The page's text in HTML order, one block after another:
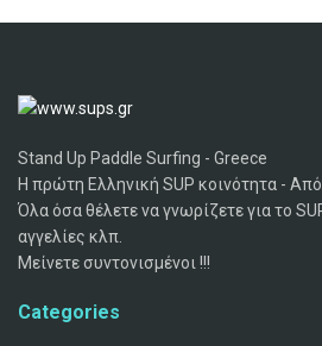
Stand Up Paddle Surfing - Greece
Η πρώτη Ελληνική SUP κοινότητα -
Όλα όσα θέλετε να γνωρίζετε για το
αγγελίες κλπ.
Μείνετε συντονισμένοι !!!
Categories